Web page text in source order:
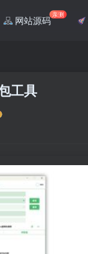
网站源码亲测
工具